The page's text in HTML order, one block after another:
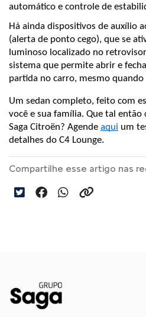
automático e controle de
Há ainda dispositivos de auxílio
(alerta de ponto cego), que se
luminoso localizado no
sistema que permite abrir e
partida no carro, mesmo quando
Um sedan completo, feito com
você e sua família. Que tal então
Saga Citroën? Agende aqui um
detalhes do C4 Lounge.
Compartilhe esse artigo nas